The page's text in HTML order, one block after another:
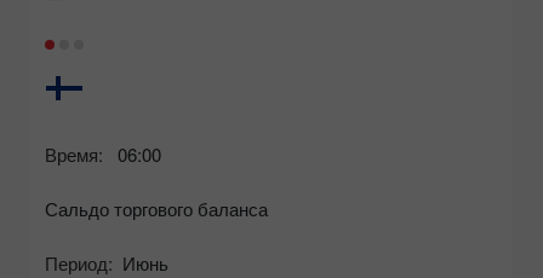
Время: 06:00
Сальдо торгового баланса
Период: Июнь